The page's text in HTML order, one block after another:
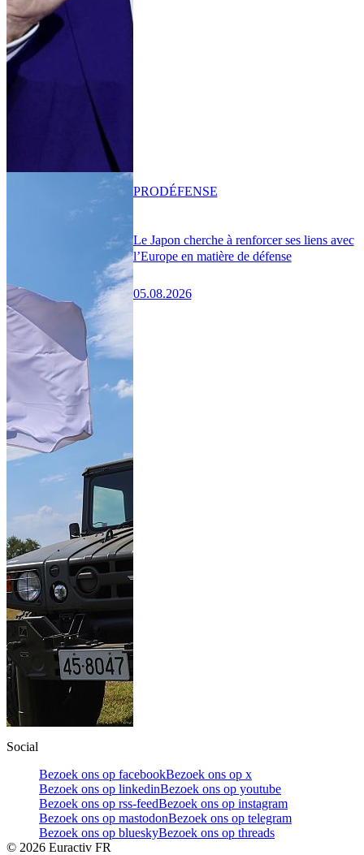
Le Japon cherche à renforcer ses liens avec
l’Europe en matière de défense
05.08.2026
PRODÉFENSE
Social
Bezoek ons op facebookBezoek ons op x
Bezoek ons op linkedinBezoek ons op youtube
Bezoek ons op rss-feedBezoek ons op instagram
Bezoek ons op mastodonBezoek ons op telegram
Bezoek ons op blueskyBezoek ons op threads
© 2026 Euractiv FR